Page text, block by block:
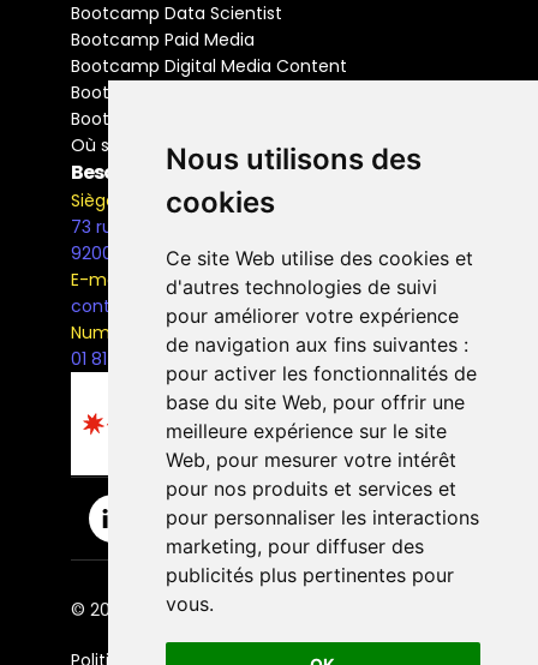
Nous utilisons des
cookies
Ce site Web utilise des cookies et
d'autres technologies de suivi
pour améliorer votre expérience
de navigation aux fins suivantes :
pour activer les fonctionnalités de
base du site Web, pour offrir une
meilleure expérience sur le site
Web, pour mesurer votre intérêt
pour nos produits et services et
pour personnaliser les interactions
marketing, pour diffuser des
publicités plus pertinentes pour
vous.
Bootcamp Data Scientist
Bootcamp Paid Media
Bootcamp Digital Media Content
Bootcamp Social Media Manager
Bootcamp Buyer Media
Où se former
Besoin d'information ?
Siège Social
73 rue Henri Barbusse,
92000, Nanterre
E-mail
contact@the-bridge.fr
Numéro de téléphone
01 81 93 68 42
© 2026 The Bridge Ecole. | Tous droits réservés.
Politique de confidentialité